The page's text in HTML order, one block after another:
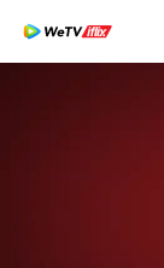
Desfrute